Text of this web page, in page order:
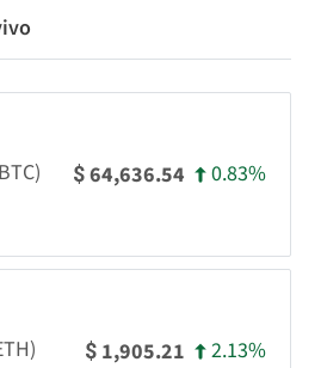
$64,636.54 0.83%
$ 1,905.21 2.13%